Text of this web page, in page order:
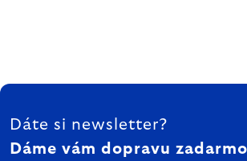
ZÁPÄTIE
Dáte si newsletter?
Dáme vám dopravu zadarmo